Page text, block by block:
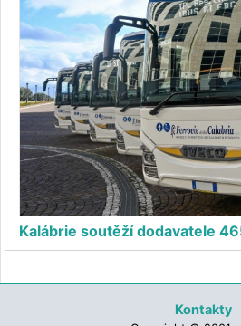
Kalábrie soutěží dodavatele
Kontakty